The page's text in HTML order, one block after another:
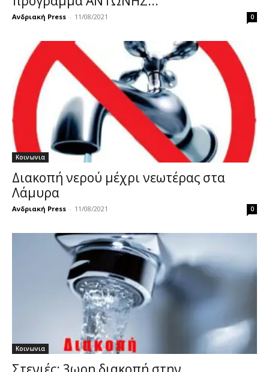
Ανδριακή Press - 11/08/2021 0
Κοινωνια
Διακοπή νερού μέχρι νεωτέρας στα
Λάμυρα
Ανδριακή Press - 11/08/2021 0
Κοινωνια